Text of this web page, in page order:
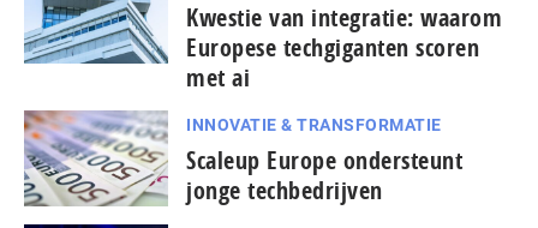
Kwestie van integratie: waarom
Europese techgiganten scoren
met ai
INNOVATIE & TRANSFORMATIE
Scaleup Europe ondersteunt
jonge techbedrijven